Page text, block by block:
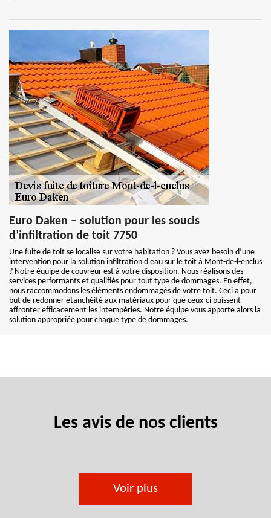
Euro Daken – solution pour les soucis
d’infiltration de toit 7750
Une fuite de toit se localise sur votre habitation ? Vous avez besoin d’une
intervention pour la solution infiltration d'eau sur le toit à Mont-de-l-enclus
? Notre équipe de couvreur est à votre disposition. Nous réalisons des
services performants et qualifiés pour tout type de dommages. En effet,
nous raccommodons les éléments endommagés de votre toit. Ceci a pour
but de redonner étanchéité aux matériaux pour que ceux-ci puissent
affronter efficacement les intempéries. Notre équipe vous apporte alors la
solution appropriée pour chaque type de dommages.
Les avis de nos clients
Voir plus